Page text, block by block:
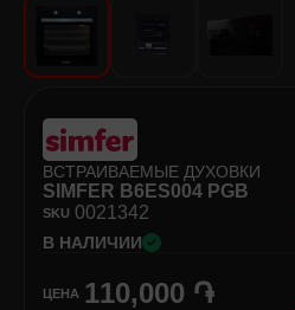
Самокаты и Гироскутеры
ВСТРАИВАЕМЫЕ ДУХОВКИ
SIMFER B6ES004 PGB
SKU 0021342
В НАЛИЧИИ
ЦЕНА 110,000 ֏